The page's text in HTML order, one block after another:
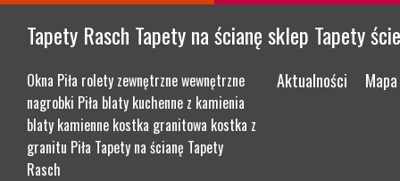
Tapety Rasch Tapety na ścianę sklep Tapety
Okna Piła rolety zewnętrzne wewnętrzne
nagrobki Piła blaty kuchenne z kamienia
blaty kamienne kostka granitowa kostka z
granitu Piła Tapety na ścianę Tapety
Rasch
Menu
Skip to content
Aktualności